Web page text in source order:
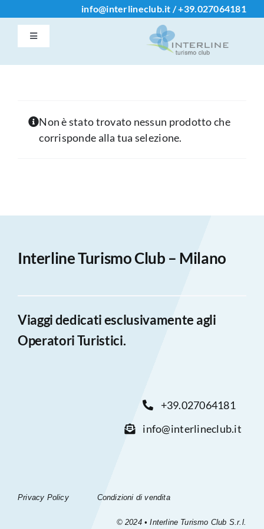
info@interlineclub.it /+39.027064181
Toggle
Navigation
Accedi / Registrati
Iscrizione Club
Chi Siamo
Non è stato trovato nessun prodotto che
corrisponde alla tua selezione.
Interline Turismo Club – Milano
Viaggi dedicati esclusivamente agli
Operatori Turistici.
+39.027064181
info@interlineclub.it
Privacy Policy Condizioni di vendita
© 2024 • Interline Turismo Club S.r.l.